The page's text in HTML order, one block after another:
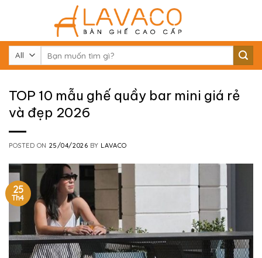
kiếm:
TOP 10 mẫu ghế quầy bar mini giá rẻ
và đẹp 2026
POSTED ON 25/04/2026 BY LAVACO
25
Th4